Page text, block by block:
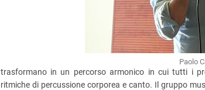
Paolo
trasformano in un percorso armonico in cui tutti i
ritmiche di percussione corporea e canto. Il gruppo